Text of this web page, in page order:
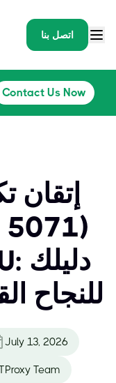
اتصل بنا
Contact Us Now
إتقان
5071)
للنجاح
July 13, 2026
Team